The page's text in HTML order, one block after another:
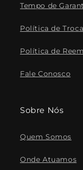
Tempo de
Política de Troca
Política de
Fale Conosco
Sobre Nós
Quem Somos
Onde Atuamos